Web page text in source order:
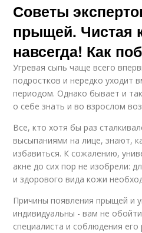
Советы
прыщей. Чистая
навсегда! Как
Угревая сыпь чаще всего
подростков и нередко уходит
периодом. Однако бывает и
о себе знать и во взрослом
Все, кто хотя бы раз
высыпаниями на лице, знают,
избавиться. К сожалению,
акне до сих пор не изобрели:
и здорового вида кожи
Причины появления прыщей и
индивидуальны - вам не
специалиста и соблюдения